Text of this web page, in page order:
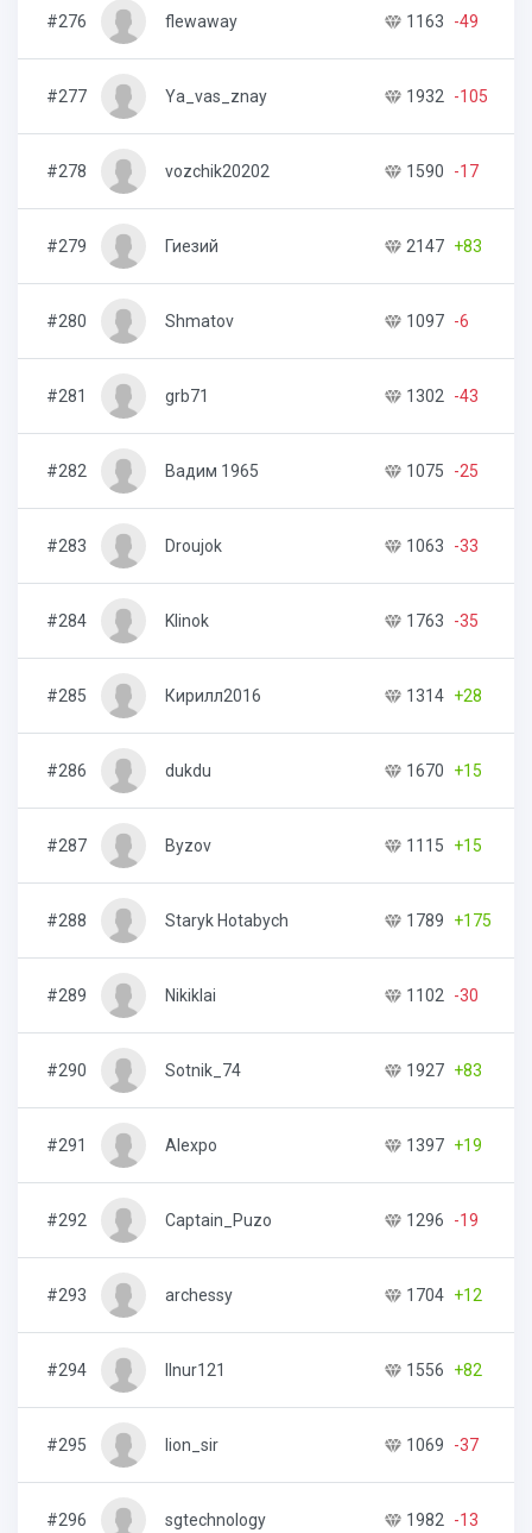
#276 flewaway 1163 -49
#277 Ya_vas_znay 1932 -105
#278 vozchik20202 1590 -17
#279 Гиезий 2147 +83
#280 Shmatov 1097 -6
#281 grb71 1302 -43
#282 Вадим 1965 1075 -25
#283 Droujok 1063 -33
#284 Klinok 1763 -35
#285 Кирилл2016 1314 +28
#286 dukdu 1670 +15
#287 Byzov 1115 +15
#288 Staryk Hotabych 1789 +175
#289 Nikiklai 1102 -30
#290 Sotnik_74 1927 +83
#291 Alexpo 1397 +19
#292 Captain_Puzo 1296 -19
#293 archessy 1704 +12
#294 Ilnur121 1556 +82
#295 lion_sir 1069 -37
#296 sgtechnology 1982 -13